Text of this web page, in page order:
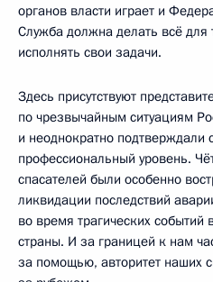
органов власти играет и
Служба должна делать всё для
исполнять свои задачи.
Здесь присутствуют
по чрезвычайным ситуациям
и неоднократно подтверждали
профессиональный уровень.
спасателей были особенно
ликвидации последствий
во время трагических событий
страны. И за границей к нам
за помощью, авторитет наших